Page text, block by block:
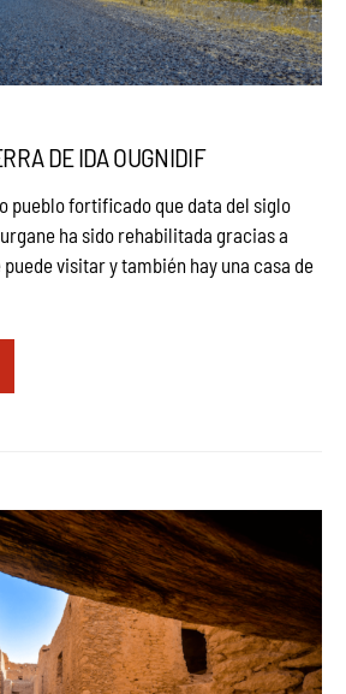
DE IDA OUGNIDIF
pueblo fortificado que data del siglo
ha sido rehabilitada gracias a
visitar y también hay una casa de